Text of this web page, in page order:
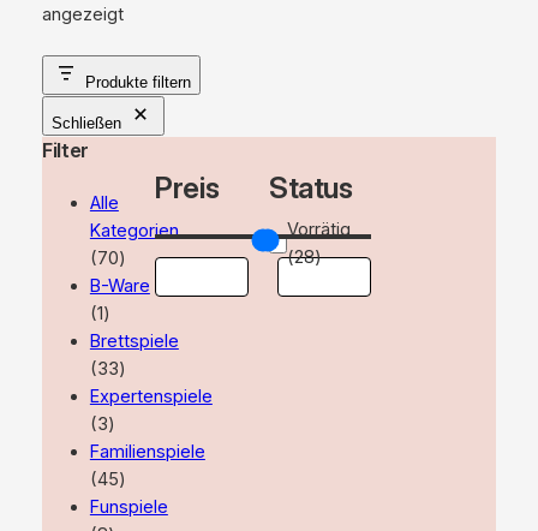
angezeigtNach
Produkte filtern
Schließen
Filter
Alle
Kategorien
7070
Produkte
B-Ware
11
Produkt
Brettspiele
3333
Produkte
Expertenspiele
33
Produkte
Familienspiele
4545
Produkte
Funspiele
Preis Status
Verfügbarkeit
Vorrätig
(28)